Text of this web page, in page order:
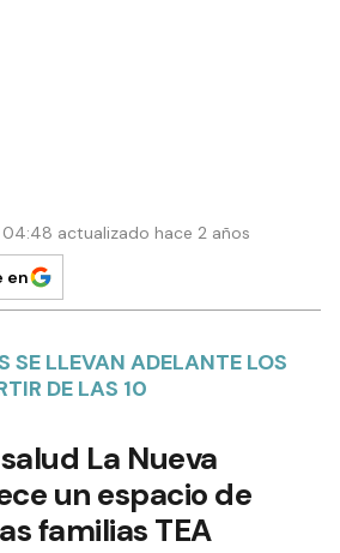
04:48 actualizado hace 2 años
en
SE LLEVAN ADELANTE LOS
DE LAS 10
La Nueva
un espacio de
familias TEA